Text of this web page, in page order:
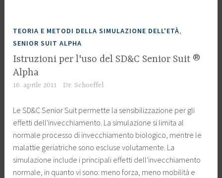
TEORIA E METODI DELLA SIMULAZIONE DELL'ETÀ,
SENIOR SUIT ALPHA
Istruzioni per l'uso del SD&C Senior Suit ®
Alpha
16. aprile 2011 Dr. Schoeffel
Le SD&C Senior Suit permette la sensibilizzazione per gli
effetti dell'invecchiamento. La simulazione si limita al
normale processo di invecchiamento biologico, mentre le
malattie geriatriche sono escluse volutamente. La
simulazione include i principali effetti dell'invecchiamento
normale, in quanto vi sono: meno forza, meno mobilità e